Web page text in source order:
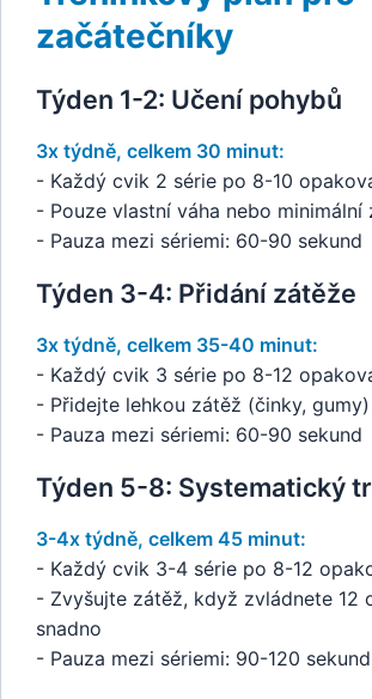
začátečníky
Týden 1-2: Učení pohybů
3x týdně, celkem 30 minut:
- Každý cvik 2 série po 8-10
- Pouze vlastní váha nebo minimální
- Pauza mezi sériemi: 60-90 sekund
Týden 3-4: Přidání zátěže
3x týdně, celkem 35-40 minut:
- Každý cvik 3 série po 8-12
- Přidejte lehkou zátěž (činky, gumy)
- Pauza mezi sériemi: 60-90 sekund
Týden 5-8: Systematický
3-4x týdně, celkem 45 minut:
- Každý cvik 3-4 série po 8-12
- Zvyšujte zátěž, když zvládnete 12
snadno
- Pauza mezi sériemi: 90-120 sekund